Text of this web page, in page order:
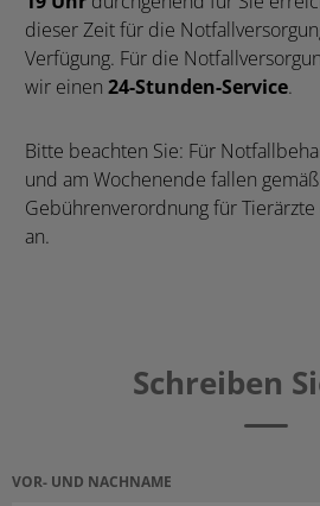
dieser Zeit für die
Verfügung. Für die
wir einen 24-Stunden-Service.
Bitte beachten Sie: Für
und am Wochenende fallen
Gebührenverordnung für Tierärzte
an.
Schreiben
VOR- UND NACHNAME